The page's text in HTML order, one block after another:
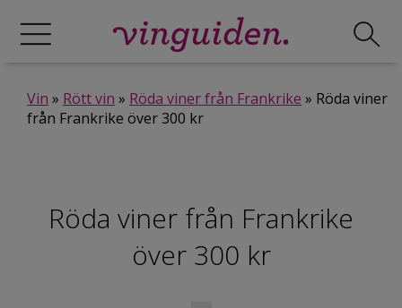
Vin » Rött vin » Röda viner från Frankrike » Röda viner
från Frankrike över 300 kr
Röda viner från Frankrike
över 300 kr